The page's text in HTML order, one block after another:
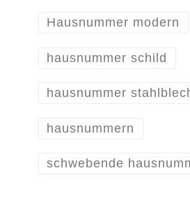
Hausnummer modern
hausnummer schild
hausnummer
hausnummern
schwebende